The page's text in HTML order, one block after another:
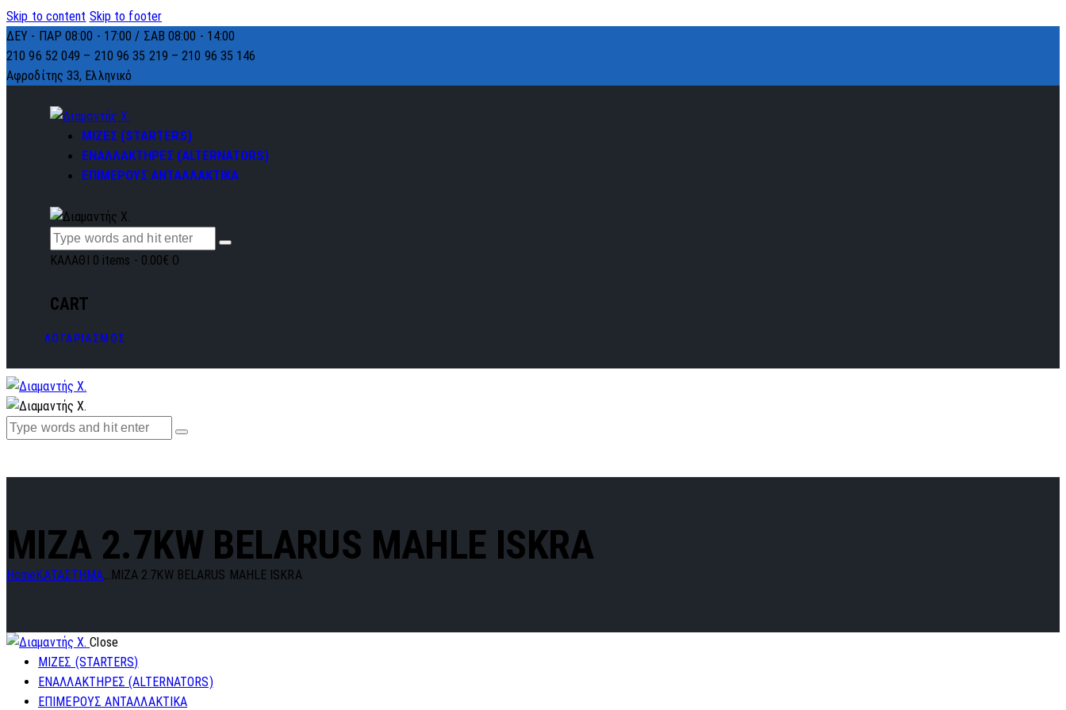
Skip to content Skip to footer
ΔΕΥ - ΠΑΡ 08:00 - 17:00 / ΣΑΒ 08:00 - 14:00
210 96 52 049 – 210 96 35 219 –210 96 35 146
Αφροδίτης 33, Ελληνικό
ΜΙΖΕΣ (STARTERS)
ΕΝΑΛΛΑΚΤΗΡΕΣ (ALTERNATORS)
ΕΠΙΜΕΡΟΥΣ ΑΝΤΑΛΛΑΚΤΙΚΑ
ΚΑΛΑΘΙ 0 items - 0.00€ 0
CART
ΛΟΓΑΡΙΑΣΜΟΣ
MIZA 2.7KW BELARUS MAHLE ISKRA
Home ΚΑΤΑΣΤΗΜΑ... MIZA 2.7KW BELARUS MAHLE ISKRA
Close
ΜΙΖΕΣ (STARTERS)
ΕΝΑΛΛΑΚΤΗΡΕΣ (ALTERNATORS)
ΕΠΙΜΕΡΟΥΣ ΑΝΤΑΛΛΑΚΤΙΚΑ